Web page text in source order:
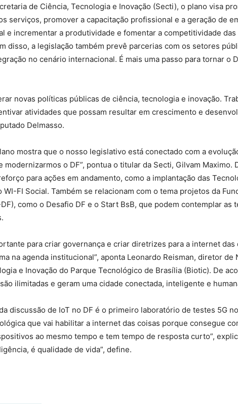
de Ciência, Tecnologia e Inovação (Secti), o plano visa
serviços, promover a capacitação profissional e a geração de
e incrementar a produtividade e fomentar a competitividade das
disso, a legislação também prevê parcerias com os setores
no cenário internacional. É mais uma passo para tornar o
novas políticas públicas de ciência, tecnologia e inovação.
atividades que possam resultar em crescimento e
Delmasso.
mostra que o nosso legislativo está conectado com a
modernizarmos o DF”, pontua o titular da Secti, Gilvam Maximo.
para ações em andamento, como a implantação das
WI-FI Social. Também se relacionam com o tema projetos da
como o Desafio DF e o Start BsB, que podem contemplar as
para criar governança e criar diretrizes para a internet das
na agenda institucional”, aponta Leonardo Reisman, diretor de
e Inovação do Parque Tecnológico de Brasília (Biotic). De
ilimitadas e geram uma cidade conectada, inteligente e
discussão de IoT no DF é o primeiro laboratório de testes 5G
que vai habilitar a internet das coisas porque consegue
ao mesmo tempo e tem tempo de resposta curto”,
é qualidade de vida”, define.